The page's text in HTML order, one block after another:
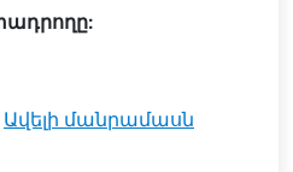
ավելի մանրամասն